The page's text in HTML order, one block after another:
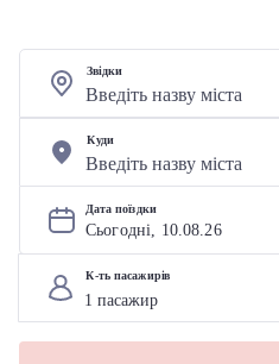
Звідки
Куди
Дата поїздки
Сьогодні, 10.08.26
К-ть пасажирів